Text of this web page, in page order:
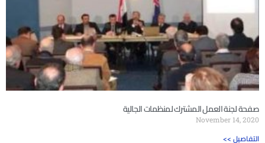
صفحة لجنة العمل المشترك لمنظمات الجالية
November 14, 2020
<< التفاصيل